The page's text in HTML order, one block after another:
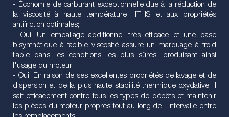
- Économie de carburant exceptionnelle due à la réduction de
la viscosité à haute température HTHS et aux propriétés
antifriction optimales;
- Oui. Un emballage additionnel très efficace et une base
bisynthétique à facible viscosité assure un marquage à froid
fiable dans les conditions les plus sûres, produisant ainsi
l'usage du moteur;
- Oui. En raison de ses excellentes propriétés de lavage et de
dispersion et de la plus haute stabilité thermique oxydative, il
sait efficacement contre tous les types de dépôts et maintenir
les pièces du moteur propres tout au long de l'intervalle entre